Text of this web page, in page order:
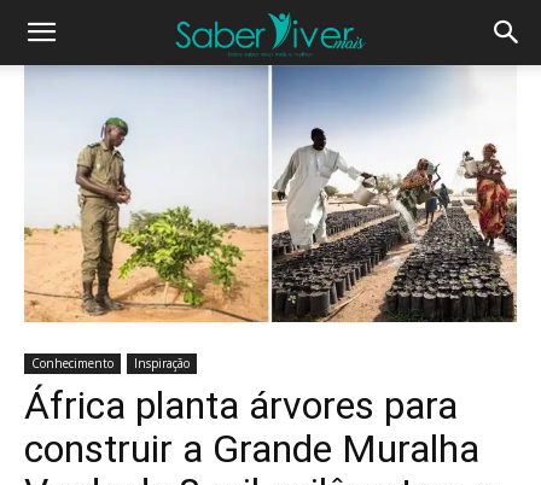
Conhecimento Inspiração
África planta árvores para
construir a Grande Muralha